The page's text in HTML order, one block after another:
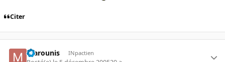
Citer
marounis INpactien